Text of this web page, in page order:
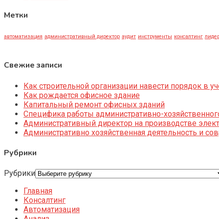
Метки
автоматизация административный директор аудит инструменты консалтинг
Свежие записи
Как строительной организации навести порядок в
Как рождается офисное здание
Капитальный ремонт офисных зданий
Специфика работы административно-
Административный директор на производстве
Административно хозяйственная деятельность и
Рубрики
Рубрики
Главная
Консалтинг
Автоматизация